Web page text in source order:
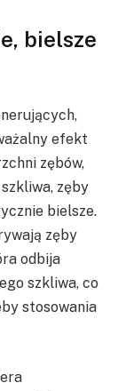
bielsze
efekt
zębów,
zęby
bielsze.
zęby
odbija
szkliwa, co
stosowania